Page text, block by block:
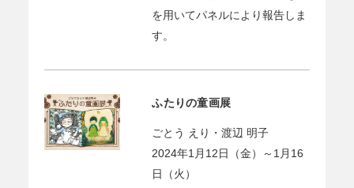
を用いてパネルにより報告しま
す。
ふたりの童画展
ごとう えり・渡辺 明子
2024年1月12日（金）～1月16
日（火）